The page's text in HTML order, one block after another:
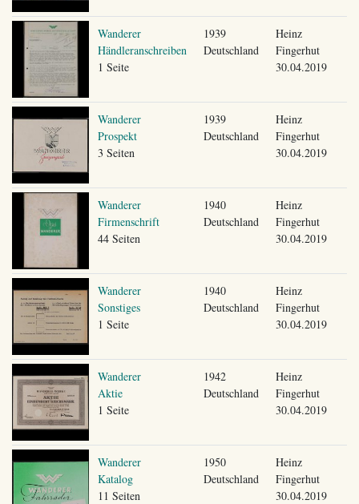
Wanderer
Händleranschreiben
1 Seite
1939
Deutschland
Heinz
Fingerhut
30.04.2019
Wanderer
Prospekt
3 Seiten
1939
Deutschland
Heinz
Fingerhut
30.04.2019
Wanderer
Firmenschrift
44 Seiten
1940
Deutschland
Heinz
Fingerhut
30.04.2019
Wanderer
Sonstiges
1 Seite
1940
Deutschland
Heinz
Fingerhut
30.04.2019
Wanderer
Aktie
1 Seite
1942
Deutschland
Heinz
Fingerhut
30.04.2019
Wanderer
Katalog
11 Seiten
1950
Deutschland
Heinz
Fingerhut
30.04.2019